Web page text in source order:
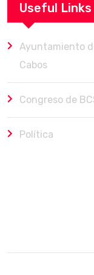
Useful Links
Ayuntamiento
Cabos
Congreso de
Política